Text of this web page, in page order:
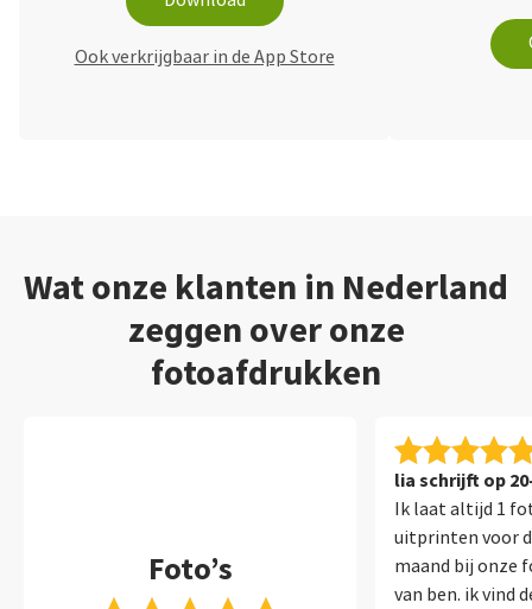
Ook verkrijgbaar in de App Store
Wat onze klanten in Nederland
zeggen over onze
fotoafdrukken
Foto’s
lia schrijft op
Ik laat altijd 1
uitprinten voor
maand bij onze
van ben. ik vind